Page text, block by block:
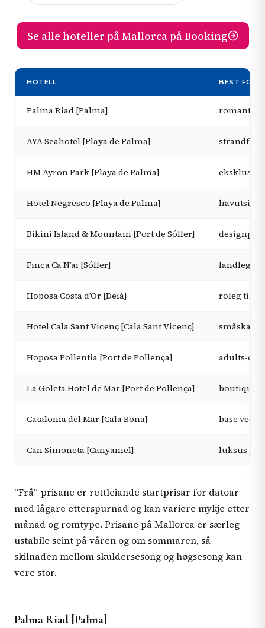
Se alle hoteller på Mallorca på Booking
HOTELL BEST FOR
Palma Riad [Palma]
AYA Seahotel [Playa de Palma]
HM Ayron Park [Playa de Palma] eksklusiv
Hotel Negresco [Playa de Palma] havutsikt
Bikini Island & Mountain [Port de Sóller]
Finca Ca N’ai [Sóller] landleg
Hoposa Costa d’Or [Deià] roleg
Hotel Cala Sant Vicenç [Cala Sant Vicenç] småskala
Hoposa Pollentia [Port de Pollença] adults-
La Goleta Hotel de Mar [Port de Pollença]
Catalonia del Mar [Cala Bona] base ved
Can Simoneta [Canyamel] luksus på
“Frå”-prisane er rettleiande startprisar for datoar
med lågare etterspurnad og kan variere mykje etter
månad og romtype. Prisane på Mallorca er særleg
ustabile seint på våren og om sommaren, så
skilnaden mellom skuldersesong og høgsesong kan
vere stor.
Palma Riad [Palma]